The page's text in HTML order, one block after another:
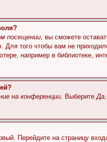
посещении, вы сможете
Для того чтобы вам не
например в библиотеке,
на конференции. ВыберитеДа
Перейдите на страницу